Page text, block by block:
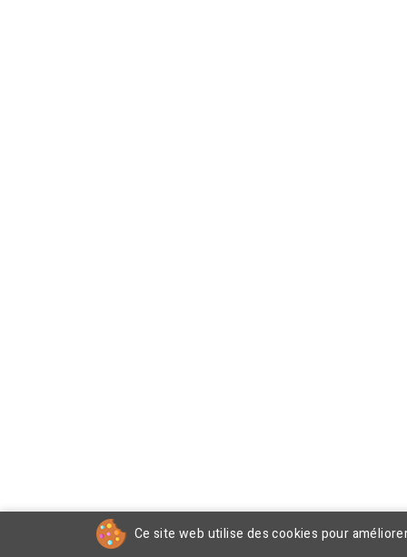
Ce site web utilise des cookies pour